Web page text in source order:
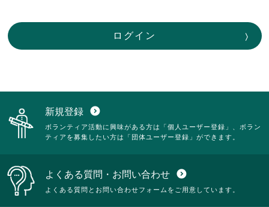
ログイン
新規登録 expand_circle_down
ボランティア活動に興味がある方は「個人ユーザー登録」、ボラン
ティアを募集したい方は「団体ユーザー登録」ができます。
よくある質問・お問い合わせ expand_circle_down
よくある質問とお問い合わせフォームをご用意しています。